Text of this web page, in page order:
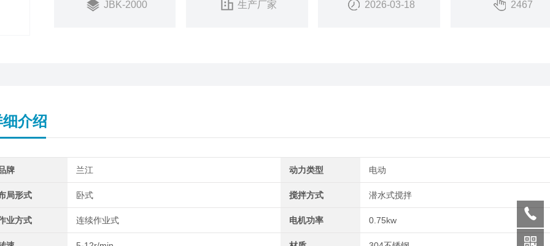
JBK-2000 生产厂家 2026-03-18 2467
介绍
牌 兰江 动力类型 电动
局形式 卧式 搅拌方式 潜水式搅拌
业方式 连续作业式 电机功率 0.75kw